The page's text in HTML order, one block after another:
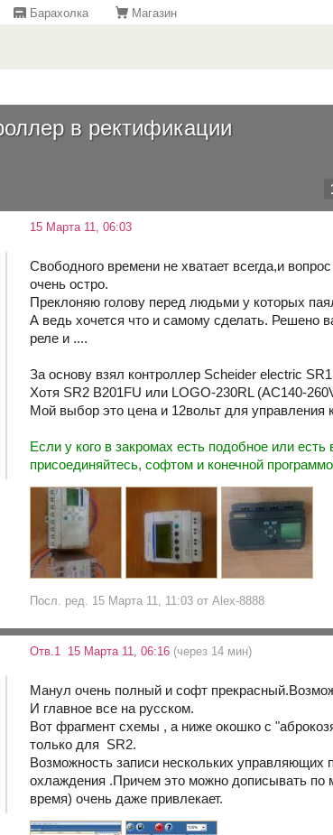
Барахолка Магазин
в ректификации
15 Марта 11, 06:03
Свободного времени не хватает всегда,и
очень остро.
Преклоняю голову перед людьми у которых
А ведь хочется что и самому сделать. Решено
реле и ....
За основу взял контроллер Scheider electric
Хотя SR2 B201FU или LOGO-230RL (AC140-
Мой выбор это цена и 12вольт для управления
Если у кого в закромах есть подобное или есть
присоединяйтесь, софтом и конечной
Посл. ред. 15 Марта 11, 11:03 от Alex-8888
Отв.1 15 Марта 11, 06:16 (через 14 мин)
Манул очень полный и софт
И главное все на русском.
Вот фрагмент схемы , а ниже окошко с
только для SR2.
Возможность записи нескольких управляющих
охлаждения .Причем это можно дописывать по
время) очень даже привлекает.